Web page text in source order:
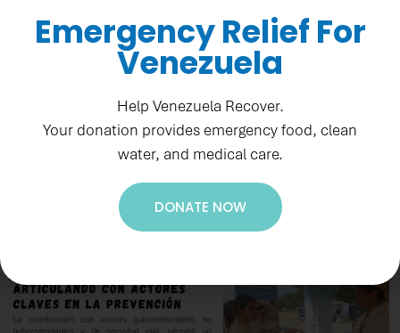
Emergency Relief For
Venezuela
Help Venezuela Recover.
Your donation provides emergency food, clean
water, and medical care.
DONATE NOW